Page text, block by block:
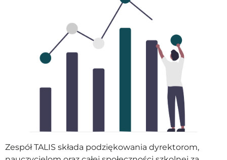
Zespół TALIS składa podziękowania dyrektorom,